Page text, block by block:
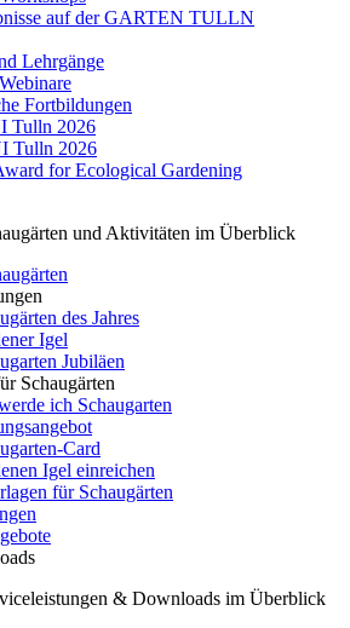
auf der GARTEN TULLN
Lehrgänge
Fortbildungen
Tulln 2026
Tulln 2026
for Ecological Gardening
und Aktivitäten im Überblick
des Jahres
Igel
Jubiläen
Schaugärten
ich Schaugarten
Card
Igel einreichen
für Schaugärten
& Downloads im Überblick